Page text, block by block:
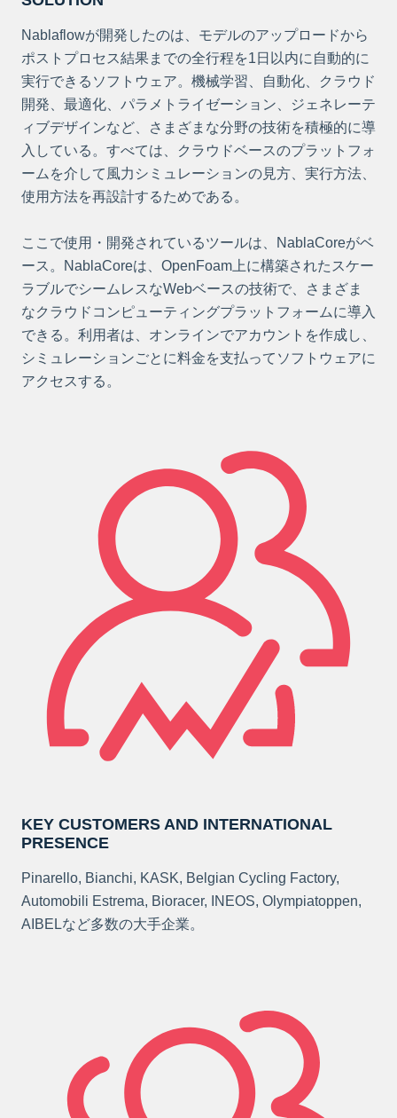
Nablaflowが開発したのは、モデルのアップロードから
ポストプロセス結果までの全行程を1日以内に自動的に
実行できるソフトウェア。機械学習、自動化、クラウド
開発、最適化、パラメトライゼーション、ジェネレーテ
ィブデザインなど、さまざまな分野の技術を積極的に導
入している。すべては、クラウドベースのプラットフォ
ームを介して風力シミュレーションの見方、実行方法、
使用方法を再設計するためである。
ここで使用・開発されているツールは、NablaCoreがベ
ース。NablaCoreは、OpenFoam上に構築されたスケー
ラブルでシームレスなWebベースの技術で、さまざま
なクラウドコンピューティングプラットフォームに導入
できる。利用者は、オンラインでアカウントを作成し、
シミュレーションごとに料金を支払ってソフトウェアに
アクセスする。
KEY CUSTOMERS AND INTERNATIONAL
PRESENCE
Pinarello, Bianchi, KASK, Belgian Cycling Factory,
Automobili Estrema, Bioracer, INEOS, Olympiatoppen,
AIBELなど多数の大手企業。